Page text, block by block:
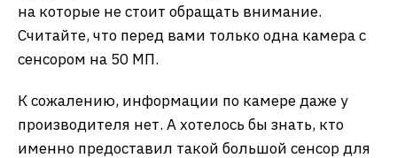
на которые не стоит обращать внимание.
Считайте, что перед вами только одна камера с
сенсором на 50 МП.
К сожалению, информации по камере даже у
производителя нет. А хотелось бы знать, кто
именно предоставил такой большой сенсор для